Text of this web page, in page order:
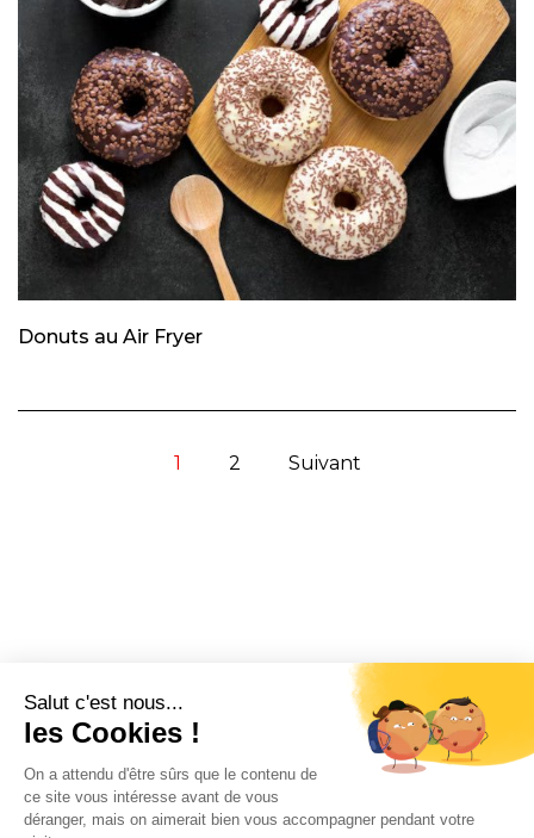
Donuts au Air Fryer
1 2 Suivant
CONTACT
INFORMATION